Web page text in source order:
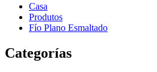
Casa
Produtos
Fío Plano Esmaltado
Categorías